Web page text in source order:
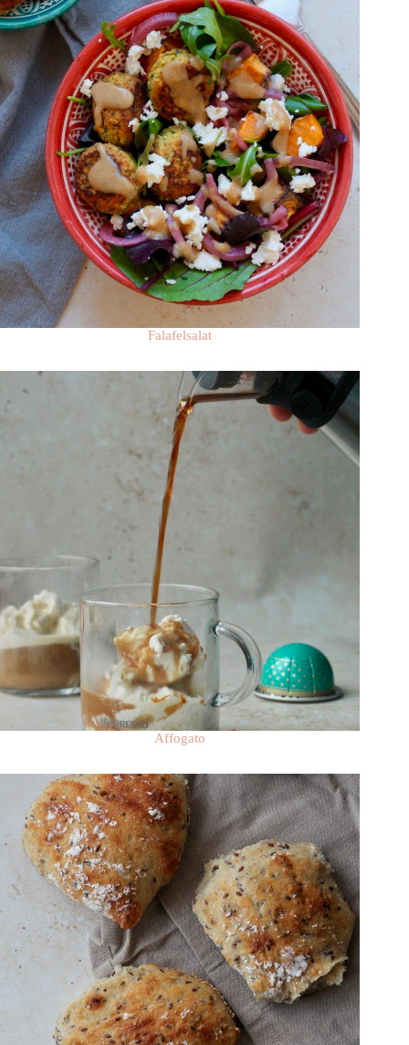
Falafelsalat
Affogato